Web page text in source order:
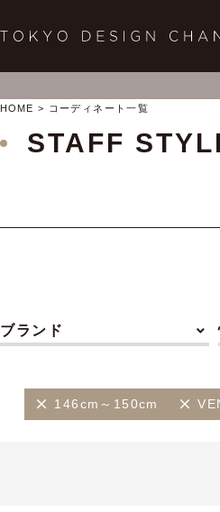
HOME コーディネート一覧
STAFF
ブランド
146cm～150cm